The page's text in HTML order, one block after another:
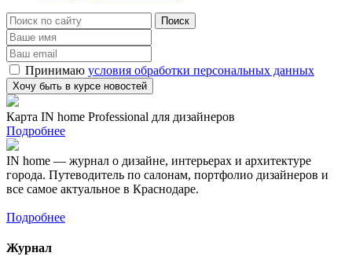
Принимаю условия обработки персональных данных
Карта IN home Professional для дизайнеров
Подробнее
IN home — журнал о дизайне, интерьерах и архитектуре
города. Путеводитель по салонам, портфолио дизайнеров и
все самое актуальное в Краснодаре.
Подробнее
Журнал